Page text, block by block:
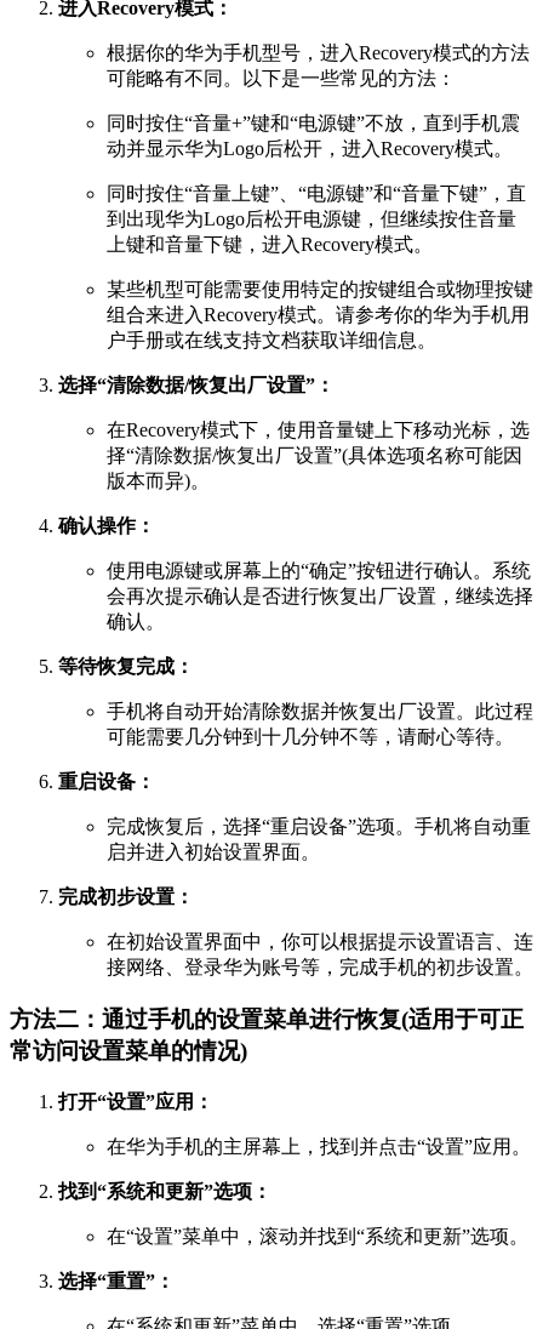
进入Recovery模式：
根据你的华为手机型号，进入Recovery模式的方法
可能略有不同。以下是一些常见的方法：
同时按住“音量+”键和“电源键”不放，直到手机震
动并显示华为Logo后松开，进入Recovery模式。
同时按住“音量上键”、“电源键”和“音量下键”，直
到出现华为Logo后松开电源键，但继续按住音量
上键和音量下键，进入Recovery模式。
某些机型可能需要使用特定的按键组合或物理按键
组合来进入Recovery模式。请参考你的华为手机用
户手册或在线支持文档获取详细信息。
选择“清除数据/恢复出厂设置”：
在Recovery模式下，使用音量键上下移动光标，选
择“清除数据/恢复出厂设置”(具体选项名称可能因
版本而异)。
确认操作：
使用电源键或屏幕上的“确定”按钮进行确认。系统
会再次提示确认是否进行恢复出厂设置，继续选择
确认。
等待恢复完成：
手机将自动开始清除数据并恢复出厂设置。此过程
可能需要几分钟到十几分钟不等，请耐心等待。
重启设备：
完成恢复后，选择“重启设备”选项。手机将自动重
启并进入初始设置界面。
完成初步设置：
在初始设置界面中，你可以根据提示设置语言、连
接网络、登录华为账号等，完成手机的初步设置。
方法二：通过手机的设置菜单进行恢复(适用于可正
常访问设置菜单的情况)
打开“设置”应用：
在华为手机的主屏幕上，找到并点击“设置”应用。
找到“系统和更新”选项：
在“设置”菜单中，滚动并找到“系统和更新”选项。
选择“重置”：